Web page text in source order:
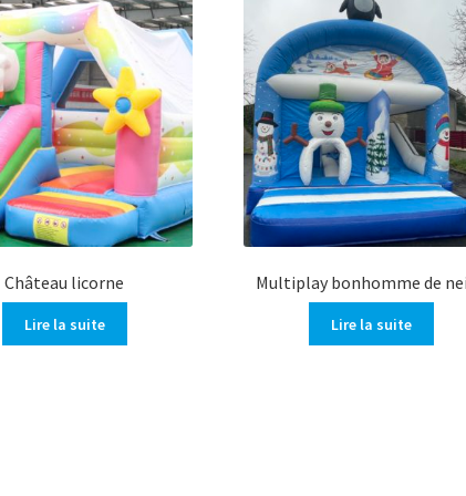
Château licorne
Lire la suite
Multiplay bonhomme de
Lire la suite